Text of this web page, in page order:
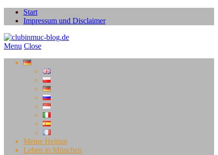
Start
Impressum und Disclaimer
Menu Close
Meine Heimat
Leben in München